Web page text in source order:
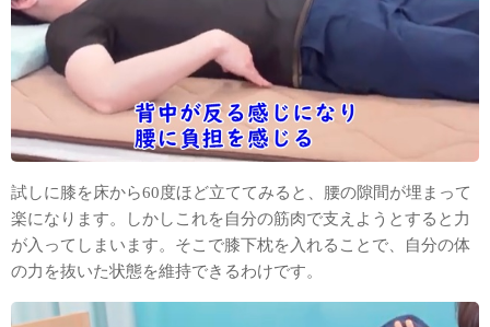
試しに膝を床から60度ほど立ててみると、腰の隙間が埋まって
楽になります。しかしこれを自分の筋肉で支えようとすると力
が入ってしまいます。そこで膝下枕を入れることで、自分の体
の力を抜いた状態を維持できるわけです。